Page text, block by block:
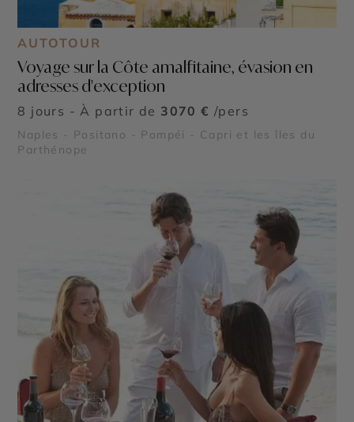
AUTOTOUR
Voyage sur la Côte amalfitaine, évasion en
adresses d'exception
8 jours - À partir de 3070 € /pers
Naples - Positano - Pompéi - Capri et les îles du
Parthénope